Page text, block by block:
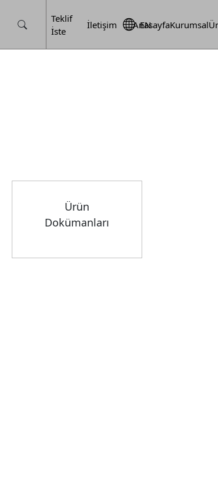
AnasayfaKurumsal
Teklif
İste
İletişim EN
Ürün
Dokümanları